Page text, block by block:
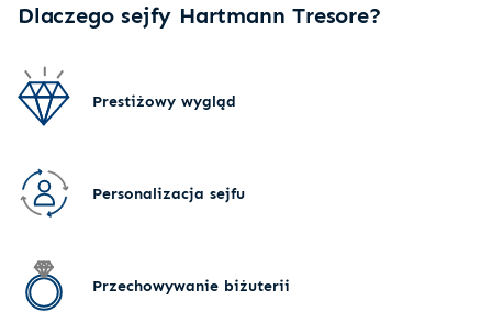
Dlaczego sejfy Hartmann Tresore?
Prestiżowy wygląd
Personalizacja sejfu
Przechowywanie biżuterii